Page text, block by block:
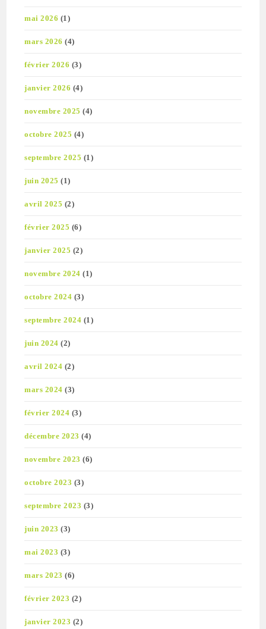
mai 2026 (1)
mars 2026 (4)
février 2026 (3)
janvier 2026 (4)
novembre 2025 (4)
octobre 2025 (4)
septembre 2025 (1)
juin 2025 (1)
avril 2025 (2)
février 2025 (6)
janvier 2025 (2)
novembre 2024 (1)
octobre 2024 (3)
septembre 2024 (1)
juin 2024 (2)
avril 2024 (2)
mars 2024 (3)
février 2024 (3)
décembre 2023 (4)
novembre 2023 (6)
octobre 2023 (3)
septembre 2023 (3)
juin 2023 (3)
mai 2023 (3)
mars 2023 (6)
février 2023 (2)
janvier 2023 (2)